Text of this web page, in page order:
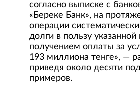
согласно выписке с
«Береке Банк», на
операции
долги в пользу указанной
получением оплаты за
193 миллиона тенге», —
приведя около десяти
примеров.